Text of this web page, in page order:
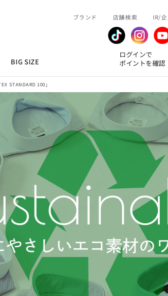
ブランド 店舗検索 IR/
T/Q -Ladies’
「静謐(せいひつ)な美しさが宿る、
洗練された佇まい。
余計なものを削ぎ落とし、
細部まで計算されたシルエットが、
気品と清潔感を纏わせる。
控えめでありながら、
凛とした存在感を放つ装い。
DRAW
性別にとらわれない
デザインを中心に展開
シンプルかつ機能的で、
誰もが心地よく着られるアイテム
トレンドに敏感でありながら、
普遍的な魅力を持つデザイン
お客様が自由に
コーディネートできるよう、
アイテムを選ぶ楽しさを提案
MEN'S シャツ
オーダースーツ
ジャケット
カジュアルパンツ
フォーマル
バッグ
アウトレット
スラックス
ブラウス
ワンピース
ファッション雑貨
BIG SIZE
ジャケット/アウター
ネクタイ
アンダーウェア
ログインで
ポイントを確認
T/Q -Ladies’
洗練された佇まい。
余計なものを削ぎ落とし、
気品と清潔感を纏わせる。
凛とした存在感を放つ装い。
DRAW
性別にとらわれない
デザインを中心に展開
シンプルかつ機能的で、
誰もが心地よく着られるアイテム
トレンドに敏感でありながら、
普遍的な魅力を持つデザイン
お客様が自由に
コーディネートできるよう、
アイテムを選ぶ楽しさを提案
「自分らしくスタイリッシュに、
サイズにとらわれず、
ファッションをもっと楽しみたい。
ただ着られる服ではなく、
本当に着たい服をもっと自由に、
自分らしいスタイルを
楽しむ大人へ。」
オーダースーツ
カジュアルパンツ
フォーマル
アウトレット
ブラウス
ワンピース
ファッション雑貨
ネクタイ
アンダーウェア
イブラリ
ピックアップ情報
公式アプリ
ショッピングモール一
STANDARD 100」